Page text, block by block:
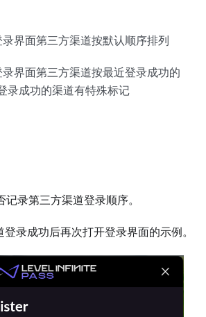
界面第三方渠道按默认顺序排列
界面第三方渠道按最近登录成功的
录成功的渠道有特殊标记
录第三方渠道登录顺序。
登录成功后再次打开登录界面的示例。